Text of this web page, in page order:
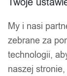
Wyszukiwarka
produktów
Hej, zaloguj się!
My i nasi
zebrane za
technologii,
naszej